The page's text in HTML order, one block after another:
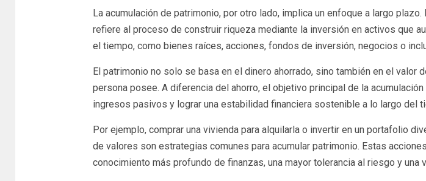
La acumulación de patrimonio, por otro lado, implica un enfoque a largo
refiere al proceso de construir riqueza mediante la inversión en activos que
el tiempo, como bienes raíces, acciones, fondos de inversión, negocios o
El patrimonio no solo se basa en el dinero ahorrado, sino también en el valor
persona posee. A diferencia del ahorro, el objetivo principal de la
ingresos pasivos y lograr una estabilidad financiera sostenible a lo largo del
Por ejemplo, comprar una vivienda para alquilarla o invertir en un portafolio
de valores son estrategias comunes para acumular patrimonio. Estas
conocimiento más profundo de finanzas, una mayor tolerancia al riesgo y una